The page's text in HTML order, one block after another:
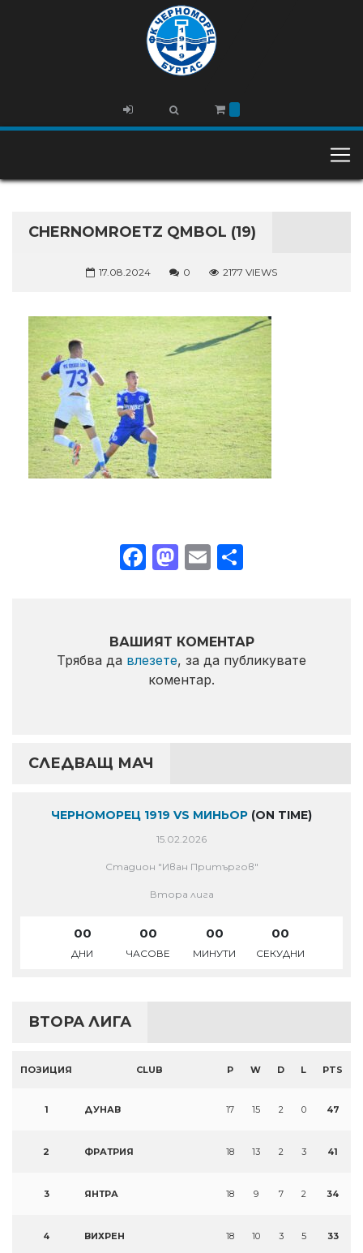
CHERNOMROETZ QMBOL (19)
17.08.2024 0 2177 VIEWS
Facebook
Mastodon
Email
ВАШИЯТ КОМЕНТАР
Трябва да влезете, за да публикувате
коментар.
СЛЕДВАЩ МАЧ
ЧЕРНОМОРЕЦ 1919 VS МИНЬОР (ON TIME)
15.02.2026
Стадион "Иван Притъргов"
Втора лига
00
ДНИ
00
ЧАСОВЕ
00
МИНУТИ
00
СЕКУДНИ
ВТОРА ЛИГА
ПОЗИЦИЯ CLUB P W D L PTS
1 ДУНАВ 17 15 2 0 47
2 ФРАТРИЯ 18 13 2 3 41
3 ЯНТРА 18 9 7 2 34
4 ВИХРЕН 18 10 3 5 33